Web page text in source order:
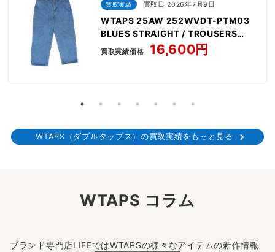
買取実績 買取日 2026年7月9日
WTAPS 25AW 252WVDT-PTM03
BLUES STRAIGHT / TROUSERS
/COTTON. DENIM
買取実績価格 16,600円
WTAPS（ダブルタップス）の買取実績をもっと見る
WTAPS コラム
ブランド専門店LIFEではWTAPSの様々なアイテムの新作情報